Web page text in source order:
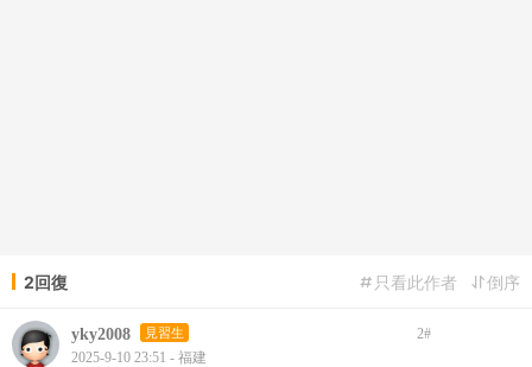
2回復 倒序
只看此作者
yky2008 見習生 2#
2025-9-10 23:51 - 福建